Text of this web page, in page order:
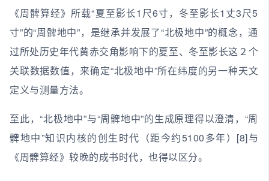
《周髀算经》所载“夏至影长1尺6寸，冬至影长1丈3尺5
寸”的“周髀地中”，是继承并发展了“北极地中”的概念，通
过所处历史年代黄赤交角影响下的夏至、冬至影长这２个
关联数据数值，来确定“北极地中”所在纬度的另一种天文
定义与测量方法。
至此，“北极地中”与“周髀地中”的生成原理得以澄清，“周
髀地中”知识内核的创生时代（距今约5100多年）[8]与
《周髀算经》较晚的成书时代，也得以区分。